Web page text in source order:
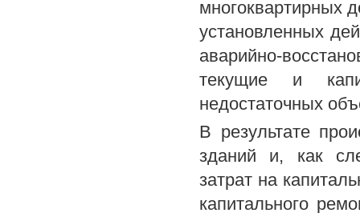
многоквартирных
установленных
аварийно-
текущие и
недостаточных
В результате
зданий и, как
затрат на
капитального